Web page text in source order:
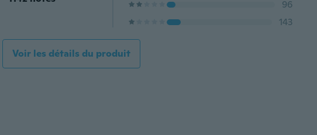
96
143
Voir les détails du produit